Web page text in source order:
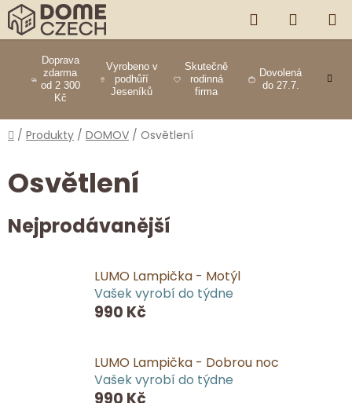
Přejít
na
obsah
Doprava
zdarma
od 2 300
Kč
Vyrobeno v
podhůří
Jeseníků
Skutečně
rodinná
firma
Dovolená
do 27.7.
HLEDAT
KOŠÍK
Domů
/ Produkty / DOMOV / Osvětlení
Osvětlení
Nejprodávanější
LUMO Lampička - Motýl
Vašek vyrobí do týdne
990 Kč
LUMO Lampička - Dobrou noc
Vašek vyrobí do týdne
990 Kč